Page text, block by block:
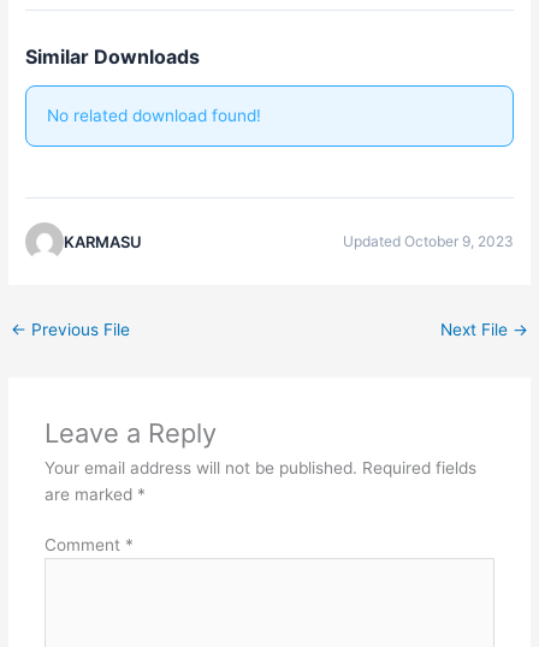
Similar Downloads
No related download found!
KARMASU Updated October 9, 2023
← Previous File Next File →
Leave a Reply
Your email address will not be published. Required fields
are marked *
Comment *